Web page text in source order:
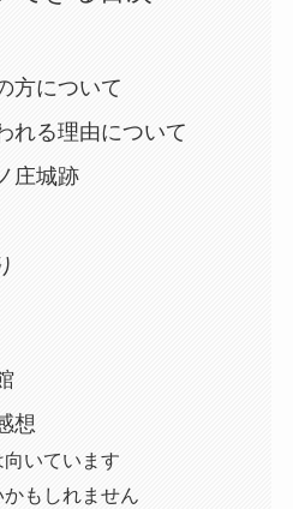
方について
れる理由について
庄城跡
想
いています
もしれません